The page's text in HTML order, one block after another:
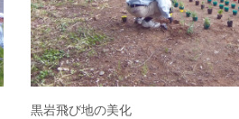
黒岩飛び地の美化